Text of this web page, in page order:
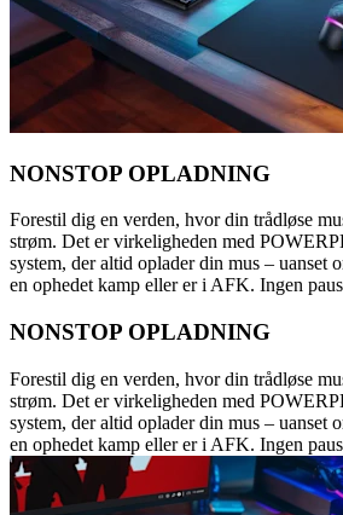
NONSTOP OPLADNING
Forestil dig en verden, hvor din trådløse
strøm. Det er virkeligheden med
system, der altid oplader din mus – uanset
en ophedet kamp eller er i AFK. Ingen
NONSTOP OPLADNING
Forestil dig en verden, hvor din trådløse
strøm. Det er virkeligheden med
system, der altid oplader din mus – uanset
en ophedet kamp eller er i AFK. Ingen